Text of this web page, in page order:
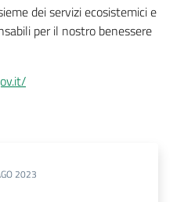
dei servizi ecosistemici e
per il nostro benessere
2023